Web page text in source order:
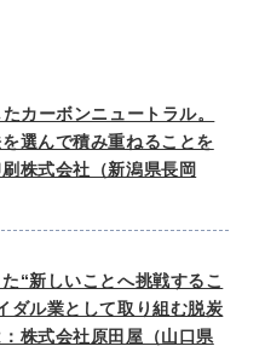
カーボンニュートラル。
選んで積み重ねることを
株式会社（新潟県長岡
“新しいことへ挑戦するこ
ダル業として取り組む脱炭
株式会社原田屋（山口県